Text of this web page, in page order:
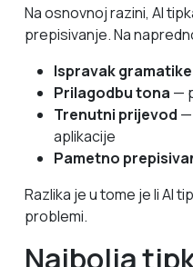
Na osnovnoj razini, AI
prepisivanje. Na
Ispravak
Prilagodbu tona —
Trenutni prijevod —
aplikacije
Pametno
Razlika je u tome je li AI
problemi.
Najbolja